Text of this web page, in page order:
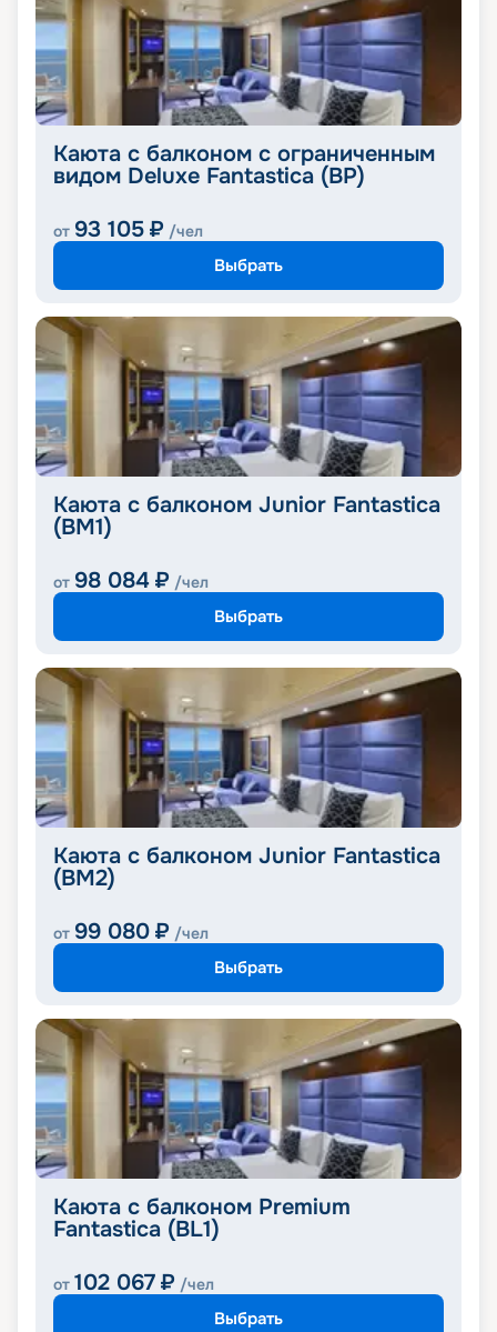
Каюта с балконом с ограниченным
видом Deluxe Fantastica (BP)
от 93 105 ₽ /чел
Выбрать
Каюта с балконом Junior Fantastica
(BM1)
от 98 084 ₽ /чел
Выбрать
Каюта с балконом Junior Fantastica
(BM2)
от 99 080 ₽ /чел
Выбрать
Каюта с балконом Premium
Fantastica (BL1)
от 102 067 ₽ /чел
Выбрать